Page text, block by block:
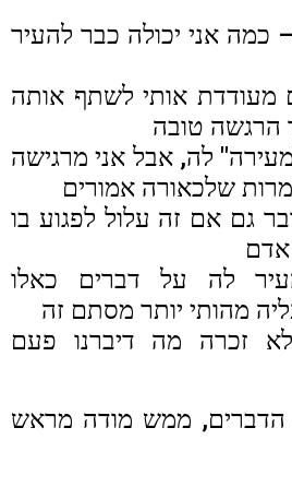
כמה אני יכולה כבר להעיר
אותי לשתף אותה
הרגשה טובה
לה, אבל אני מרגישה
שלכאורה אמורים
גם אם זה עלול לפגוע בו
אדם
לה על דברים כאלו
מהותי יותר מסתם זה
זכרה מה דיברנו פעם
הדברים, ממש מודה מראש